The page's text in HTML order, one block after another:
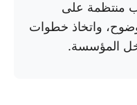
منتظمة على
واتخاذ خطوات
المؤسسة.